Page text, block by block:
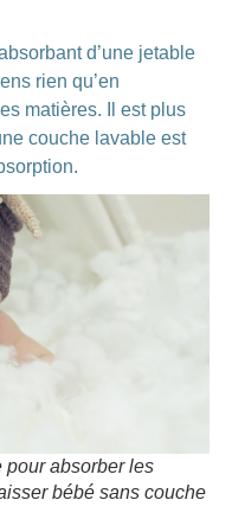
d’une jetable
rien qu’en
matières. Il est plus
couche lavable est
pour absorber les
bébé sans couche